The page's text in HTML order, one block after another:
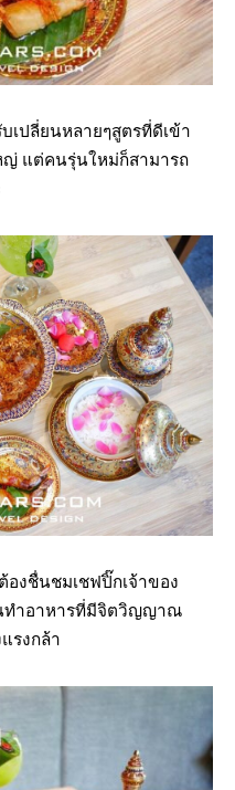
เปลี่ยนหลายๆสูตรที่ดีเข้า
แต่คนรุ่นใหม่ก็สามารถ
องชื่นชมเชฟปิ๊กเจ้าของ
ทำอาหารที่มีจิตวิญญาณ
รงกล้า